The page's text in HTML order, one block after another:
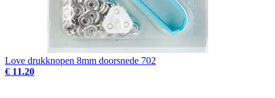
Love drukknopen 8mm doorsnede 702
€ 11.20